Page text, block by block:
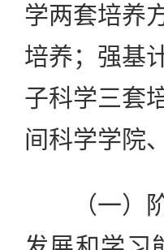
学两套培养
培养；强基
子科学三套
间科学学院
（一）阶